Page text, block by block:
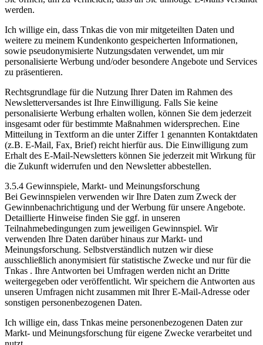
werden.
Ich willige ein, dass Tnkas die von mir mitgeteilten Daten und
weitere zu meinem Kundenkonto gespeicherten Informationen,
sowie pseudonymisierte Nutzungsdaten verwendet, um mir
personalisierte Werbung und/oder besondere Angebote und Services
zu präsentieren.
Rechtsgrundlage für die Nutzung Ihrer Daten im Rahmen des
Newsletterversandes ist Ihre Einwilligung. Falls Sie keine
personalisierte Werbung erhalten wollen, können Sie dem jederzeit
insgesamt oder für bestimmte Maßnahmen widersprechen. Eine
Mitteilung in Textform an die unter Ziffer 1 genannten Kontaktdaten
(z.B. E-Mail, Fax, Brief) reicht hierfür aus. Die Einwilligung zum
Erhalt des E-Mail-Newsletters können Sie jederzeit mit Wirkung für
die Zukunft widerrufen und den Newsletter abbestellen.
3.5.4 Gewinnspiele, Markt- und Meinungsforschung
Bei Gewinnspielen verwenden wir Ihre Daten zum Zweck der
Gewinnbenachrichtigung und der Werbung für unsere Angebote.
Detaillierte Hinweise finden Sie ggf. in unseren
Teilnahmebedingungen zum jeweiligen Gewinnspiel. Wir
verwenden Ihre Daten darüber hinaus zur Markt- und
Meinungsforschung. Selbstverständlich nutzen wir diese
ausschließlich anonymisiert für statistische Zwecke und nur für die
Tnkas . Ihre Antworten bei Umfragen werden nicht an Dritte
weitergegeben oder veröffentlicht. Wir speichern die Antworten aus
unseren Umfragen nicht zusammen mit Ihrer E-Mail-Adresse oder
sonstigen personenbezogenen Daten.
Ich willige ein, dass Tnkas meine personenbezogenen Daten zur
Markt- und Meinungsforschung für eigene Zwecke verarbeitet und